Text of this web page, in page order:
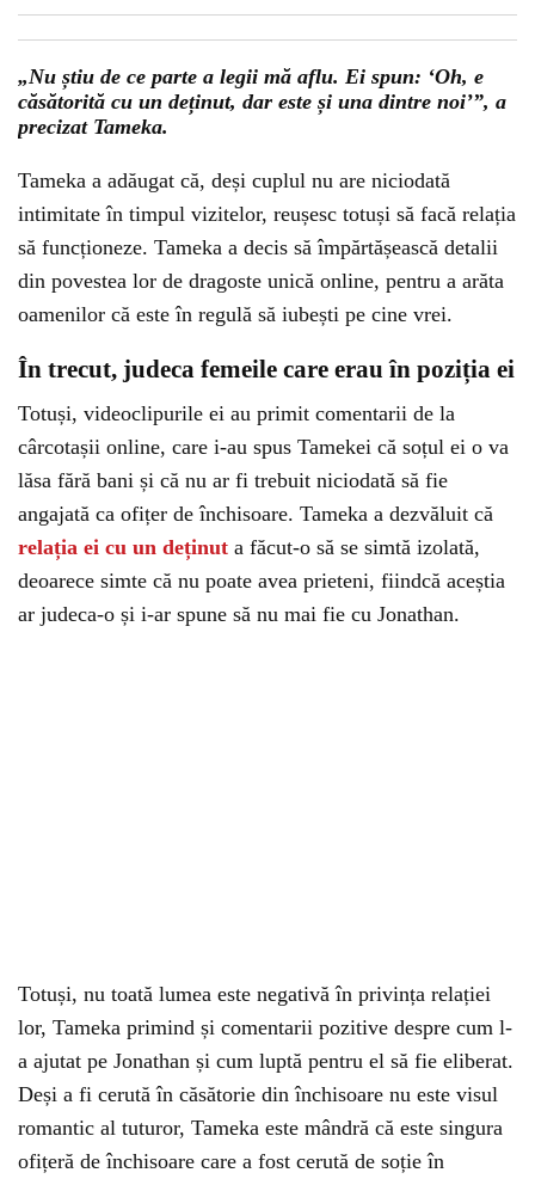
„Nu știu de ce parte a legii mă aflu. Ei spun: ‘Oh, e
căsătorită cu un deținut, dar este și una dintre noi’”, a
precizat Tameka.
Tameka a adăugat că, deși cuplul nu are niciodată
intimitate în timpul vizitelor, reușesc totuși să facă relația
să funcționeze. Tameka a decis să împărtășească detalii
din povestea lor de dragoste unică online, pentru a arăta
oamenilor că este în regulă să iubești pe cine vrei.
În trecut, judeca femeile care erau în poziția ei
Totuși, videoclipurile ei au primit comentarii de la
cârcotașii online, care i-au spus Tamekei că soțul ei o va
lăsa fără bani și că nu ar fi trebuit niciodată să fie
angajată ca ofițer de închisoare. Tameka a dezvăluit că
relația ei cu un deținut a făcut-o să se simtă izolată,
deoarece simte că nu poate avea prieteni, fiindcă aceștia
ar judeca-o și i-ar spune să nu mai fie cu Jonathan.
Totuși, nu toată lumea este negativă în privința relației
lor, Tameka primind și comentarii pozitive despre cum l-
a ajutat pe Jonathan și cum luptă pentru el să fie eliberat.
Deși a fi cerută în căsătorie din închisoare nu este visul
romantic al tuturor, Tameka este mândră că este singura
ofițeră de închisoare care a fost cerută de soție în